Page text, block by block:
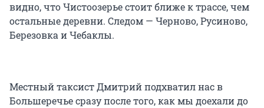
видно, что Чистоозерье стоит ближе к трассе, чем
остальные деревни. Следом — Черново, Русиново,
Березовка и Чебаклы.
Местный таксист Дмитрий подхватил нас в
Большеречье сразу после того, как мы доехали до